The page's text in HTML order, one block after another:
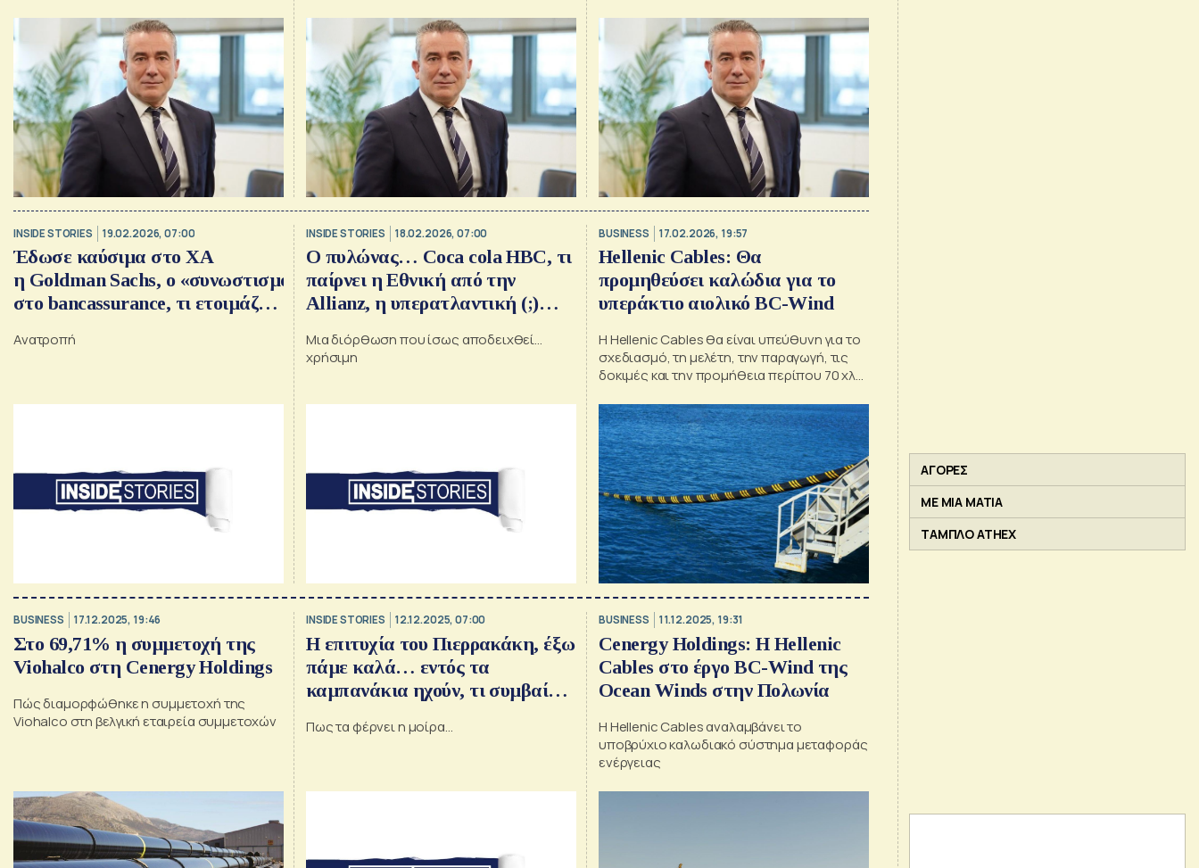
INSIDE STORIES 19.02.2026, 07:00
Έδωσε καύσιμα στο ΧΑ
η Goldman Sachs, o «συνωστισμός»
στο bancassurance, τι ετοιμάζει
της Cenergy και το deal για την
Ανατροπή
INSIDE STORIES 18.02.2026, 07:00
Ο πυλώνας… Coca cola HBC, τι
παίρνει η Εθνική από την
Allianz, η υπερατλαντική (;)
Melissa Κίκιζας και Μύλοι
Μια διόρθωση που ίσως αποδειχθεί…
χρήσιμη
BUSINESS 17.02.2026, 19:57
Hellenic Cables: Θα
προμηθεύσει καλώδια για το
υπεράκτιο αιολικό BC-Wind
Η Hellenic Cables θα είναι υπεύθυνη για το
σχεδιασμό, τη μελέτη, την παραγωγή, τις
δοκιμές και την προμήθεια περίπου 70 χλμ.
BUSINESS 17.12.2025, 19:46
Στο 69,71% η συμμετοχή της
Viohalco στη Cenergy Holdings
Πώς διαμορφώθηκε η συμμετοχή της
Viohalco στη βελγική εταιρεία συμμετοχών
INSIDE STORIES 12.12.2025, 07:00
Η επιτυχία του Πιερρακάκη, έξω
πάμε καλά… εντός τα
καμπανάκια ηχούν, τι συμβαίνει
AKTOR, το μίνι ράλι της
Πως τα φέρνει η μοίρα...
BUSINESS 11.12.2025, 19:31
Cenergy Holdings: Η Hellenic
Cables στο έργο BC-Wind της
Ocean Winds στην Πολωνία
Η Hellenic Cables αναλαμβάνει το
υποβρύχιο καλωδιακό σύστημα μεταφοράς
ενέργειας
ΑΓΟΡΕΣ
ΜΕ ΜΙΑ ΜΑΤΙΑ
ΤΑΜΠΛΟ ATHEX